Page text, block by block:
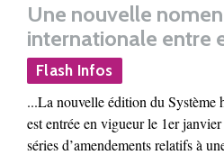
Une nouvelle
internationale entre
Flash Infos
...La nouvelle édition du Système
est entrée en vigueur le 1er
séries d’amendements relatifs à